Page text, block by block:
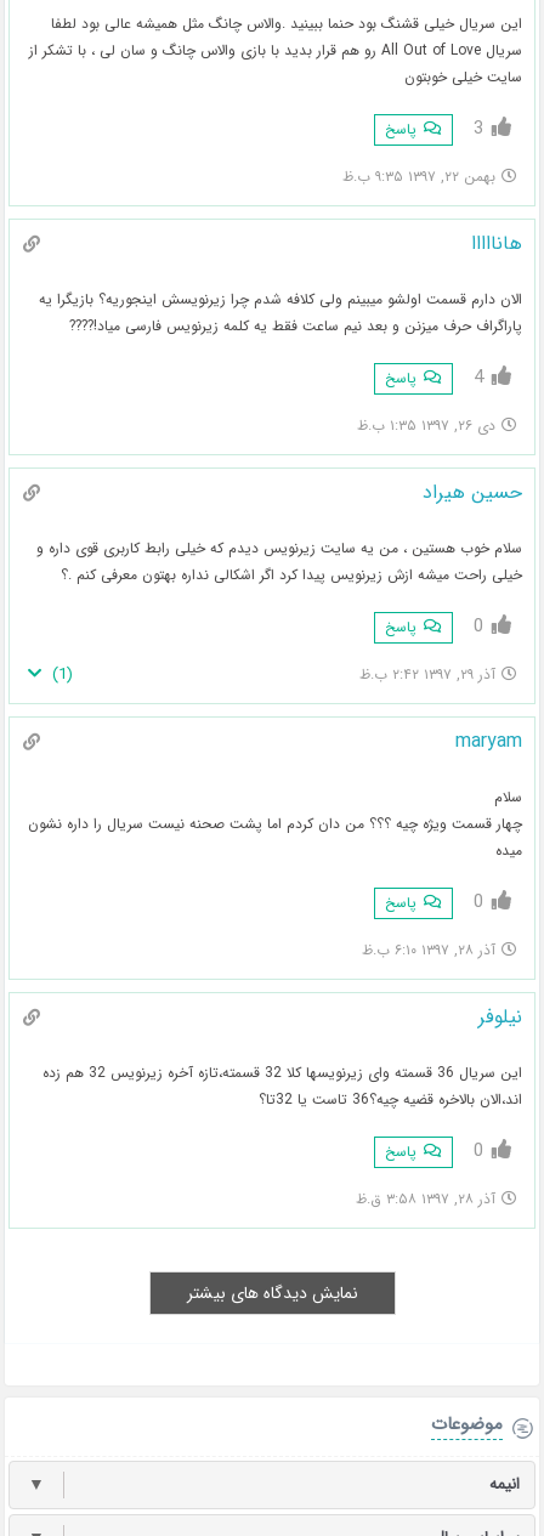
این سریال خیلی قشنگ بود حنما ببینید .والاس چانگ مثل همیشه عالی بود لطفا
سریال All Out of Love رو هم قرار بدید با بازی والاس چانگ و سان لی ، با تشکر از
سایت خیلی خوبتون
3 پاسخ
بهمن ۲۲, ۱۳۹۷ ۹:۳۵ ب.ظ
هانااااا
الان دارم قسمت اولشو میبینم ولی کلافه شدم چرا زیرنویسش اینجوریه؟ بازیگرا یه
پاراگراف حرف میزنن و بعد نیم ساعت فقط یه کلمه زیرنویس فارسی میاد!????
4 پاسخ
دی ۲۶, ۱۳۹۷ ۱:۳۵ ب.ظ
حسین هیراد
سلام خوب هستین ، من یه سایت زیرنویس دیدم که خیلی رابط کاربری قوی داره و
خیلی راحت میشه ازش زیرنویس پیدا کرد اگر اشکالی نداره بهتون معرفی کنم .؟
0 پاسخ
آذر ۲۹, ۱۳۹۷ ۲:۴۲ ب.ظ (
1
)
maryam
سلام
چهار قسمت ویژه چیه ؟؟؟ من دان کردم اما پشت صحنه نیست سریال را داره نشون
میده
0 پاسخ
آذر ۲۸, ۱۳۹۷ ۶:۱۰ ب.ظ
نیلوفر
این سریال 36 قسمته وای زیرنویسها کلا 32 قسمته،تازه آخره زیرنویس 32 هم زده
اند،الان بالاخره قضیه چیه؟36 تاست یا 32تا؟
0 پاسخ
آذر ۲۸, ۱۳۹۷ ۳:۵۸ ق.ظ
نمایش دیدگاه های بیشتر
موضوعات
انیمه ▼